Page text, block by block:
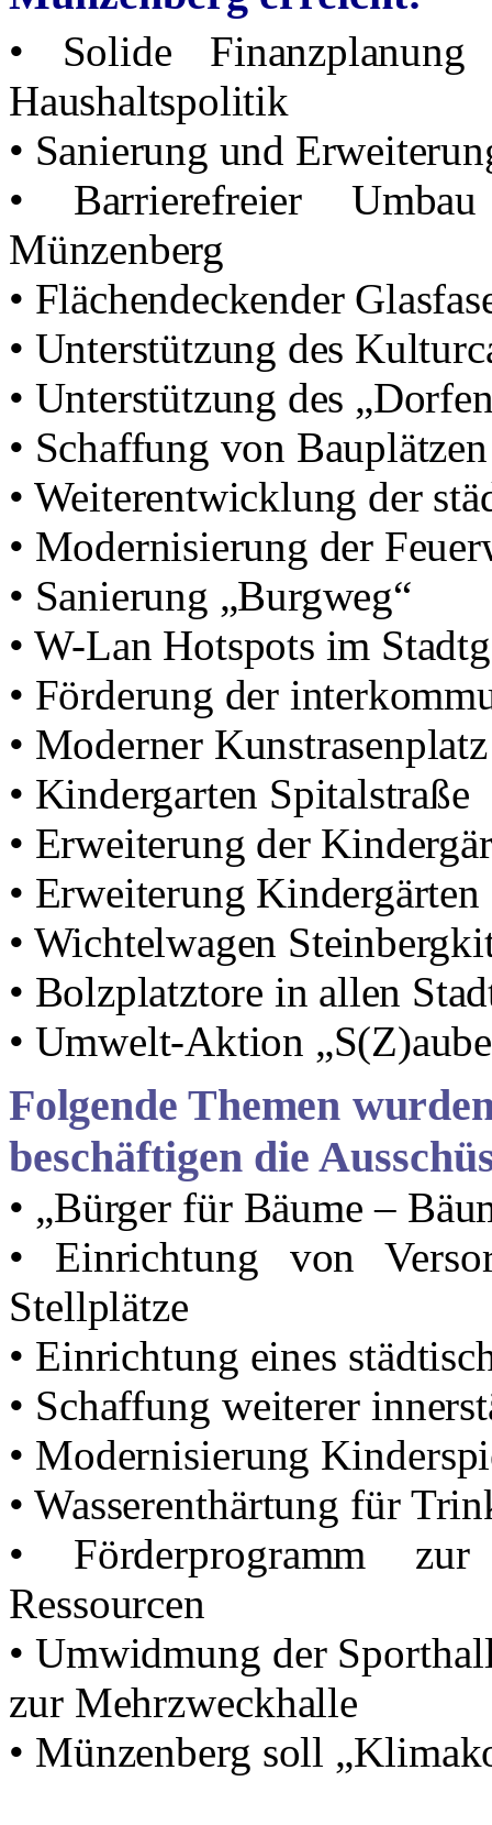
• Solide
Haushaltspolitik
• Sanierung und
• Barrierefreier
Münzenberg
• Flächendeckender
• Unterstützung des
• Unterstützung des
• Schaffung von
• Weiterentwicklung der
• Modernisierung der
• Sanierung „Burgweg“
• W-Lan Hotspots im
• Förderung der
• Moderner
• Kindergarten Spitalstraße
• Erweiterung der
• Erweiterung
• Wichtelwagen
• Bolzplatztore in allen
• Umwelt-Aktion
Folgende Themen
beschäftigen die
• „Bürger für Bäume –
• Einrichtung von
Stellplätze
• Einrichtung eines
• Schaffung weiterer
• Modernisierung
• Wasserenthärtung für
• Förderprogramm
Ressourcen
• Umwidmung der
zur Mehrzweckhalle
• Münzenberg soll